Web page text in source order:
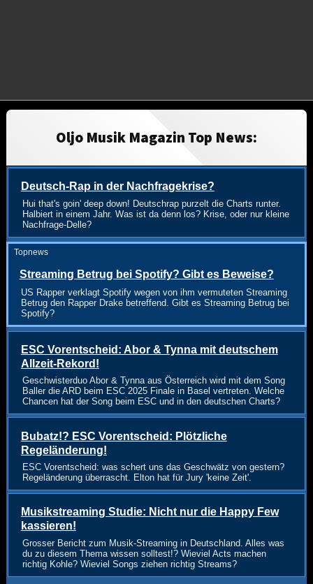
Oljo Musik Magazin Top News:
Deutsch-Rap in der Nachfragekrise?
Hui that's goin' deep down! Deutschrap purzelt die Charts runter.
Halbiert in einem Jahr. Was ist da denn los? Krise, oder nur kleine
Nachfrage-Delle?
Topnews
Streaming Betrug bei Spotify? Gibt es Beweise?
US Rapper verklagt Spotify wegen von ihm vermuteten Streaming
Betrug den Rapper Drake betreffend. Gibt es Streaming Betrug bei
Spotify?
ESC Vorentscheid: Abor & Tynna mit deutschem
Allzeit-Rekord!
Geschwisterduo Abor & Tynna aus Österreich wird mit dem Song
Baller die ARD beim ESC 2025 Finale in Basel vertreten. Welche
Chancen hat der Song beim ESC und in den deutschen Charts?
Bubatz!? ESC Vorentscheid: Plötzliche
Regeländerung!
ESC Vorentscheid: was schert uns das Geschwätz von gestern?
Regeländerung überrascht. Elton hat für Jury 'keine Zeit'.
Musikstreaming Studie: Nicht nur die Happy Few
kassieren!
Grosser Bericht zum Musik-Streaming in Deutschland. Alles was
du zu diesem Thema wissen solltest!? Wieviel Acts machen
richtig Kohle? Wieviel Songs ziehen richtig Streams?